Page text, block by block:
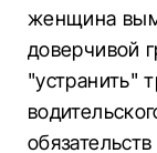
женщина
доверчивой
"устранить"